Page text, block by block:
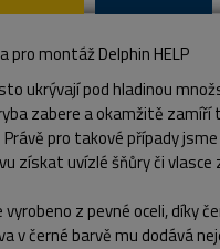
pro montáž Delphin HELP
ukrývají pod hladinou
zabere a okamžitě
pro takové případy
získat uvízlé šňůry či vlasce
z pevné oceli, díky
v černé barvě mu dodává